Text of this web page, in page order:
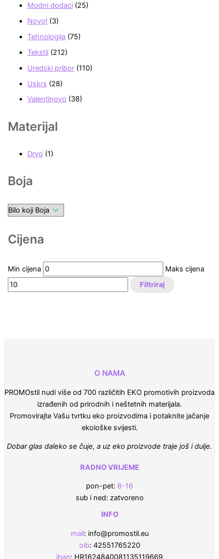
Modni dodaci (25)
Novo! (3)
Tehnologija (75)
Tekstil (212)
Uredski pribor (110)
Uskrs (28)
Valentinovo (38)
Materijal
Drvo (1)
Boja
Cijena
Min cijena
Maks cijena
Filtriraj
O NAMA
PROMOstil nudi više od 700 različitih EKO promotivih proizvoda
izrađenih od prirodnih i neštetnih materijala.
Promovirajte Vašu tvrtku eko proizvodima i potaknite jačanje
ekološke svijesti.
Dobar glas daleko se čuje, a uz eko proizvode traje još i dulje.
RADNO VRIJEME
pon-pet: 8-16
sub i ned: zatvoreno
INFO
mail: info@promostil.eu
oib: 42551765220
iban: HR1624840081135119669